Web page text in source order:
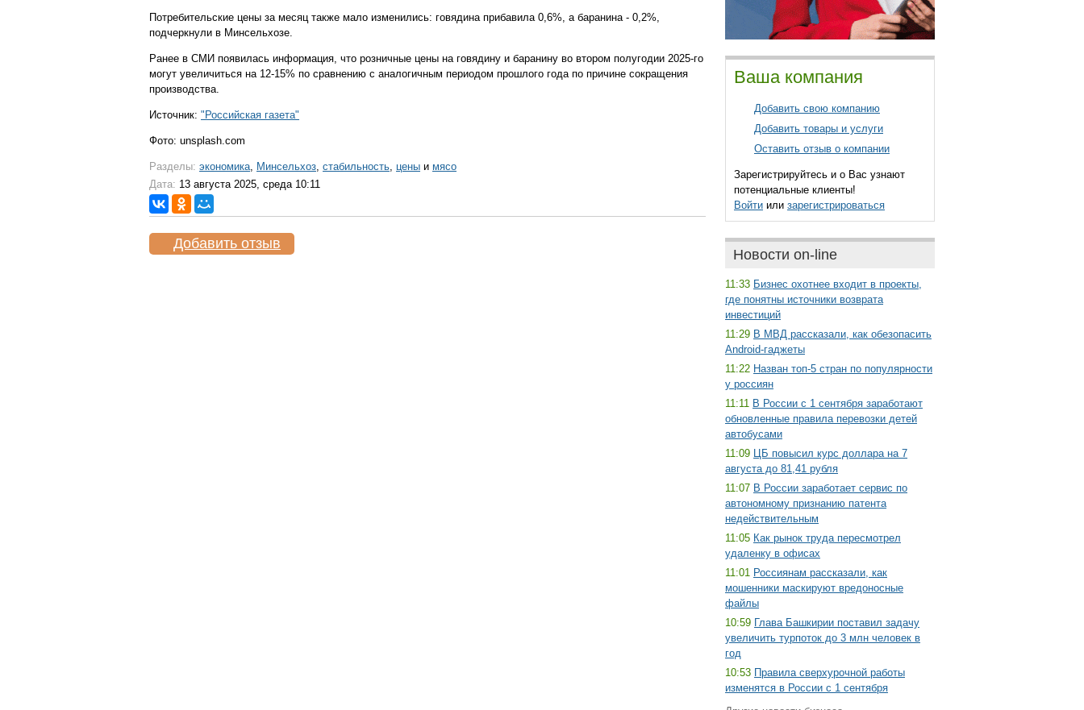
Потребительские цены за месяц также мало изменились: говядина прибавила 0,6%, а баранина - 0,2%,
подчеркнули в Минсельхозе.
Ранее в СМИ появилась информация, что розничные цены на говядину и баранину во втором полугодии 2025-го
могут увеличиться на 12-15% по сравнению с аналогичным периодом прошлого года по причине сокращения
производства.
Источник: "Российская газета"
Фото: unsplash.com
Разделы: экономика, Минсельхоз, стабильность, цены и мясо
Дата: 13 августа 2025, среда 10:11
Добавить отзыв
Ваша компания
Добавить свою компанию
Добавить товары и услуги
Оставить отзыв о компании
Зарегистрируйтесь и о Вас узнают
потенциальные клиенты!
Войти или зарегистрироваться
Новости on-line
11:33 Бизнес охотнее входит в проекты,
где понятны источники возврата
инвестиций
11:29 В МВД рассказали, как обезопасить
Android-гаджеты
11:22 Назван топ-5 стран по популярности
у россиян
11:11 В России с 1 сентября заработают
обновленные правила перевозки детей
автобусами
11:09 ЦБ повысил курс доллара на 7
августа до 81,41 рубля
11:07 В России заработает сервис по
автономному признанию патента
недействительным
11:05 Как рынок труда пересмотрел
удаленку в офисах
11:01 Россиянам рассказали, как
мошенники маскируют вредоносные
файлы
10:59 Глава Башкирии поставил задачу
увеличить турпоток до 3 млн человек в
год
10:53 Правила сверхурочной работы
изменятся в России с 1 сентября